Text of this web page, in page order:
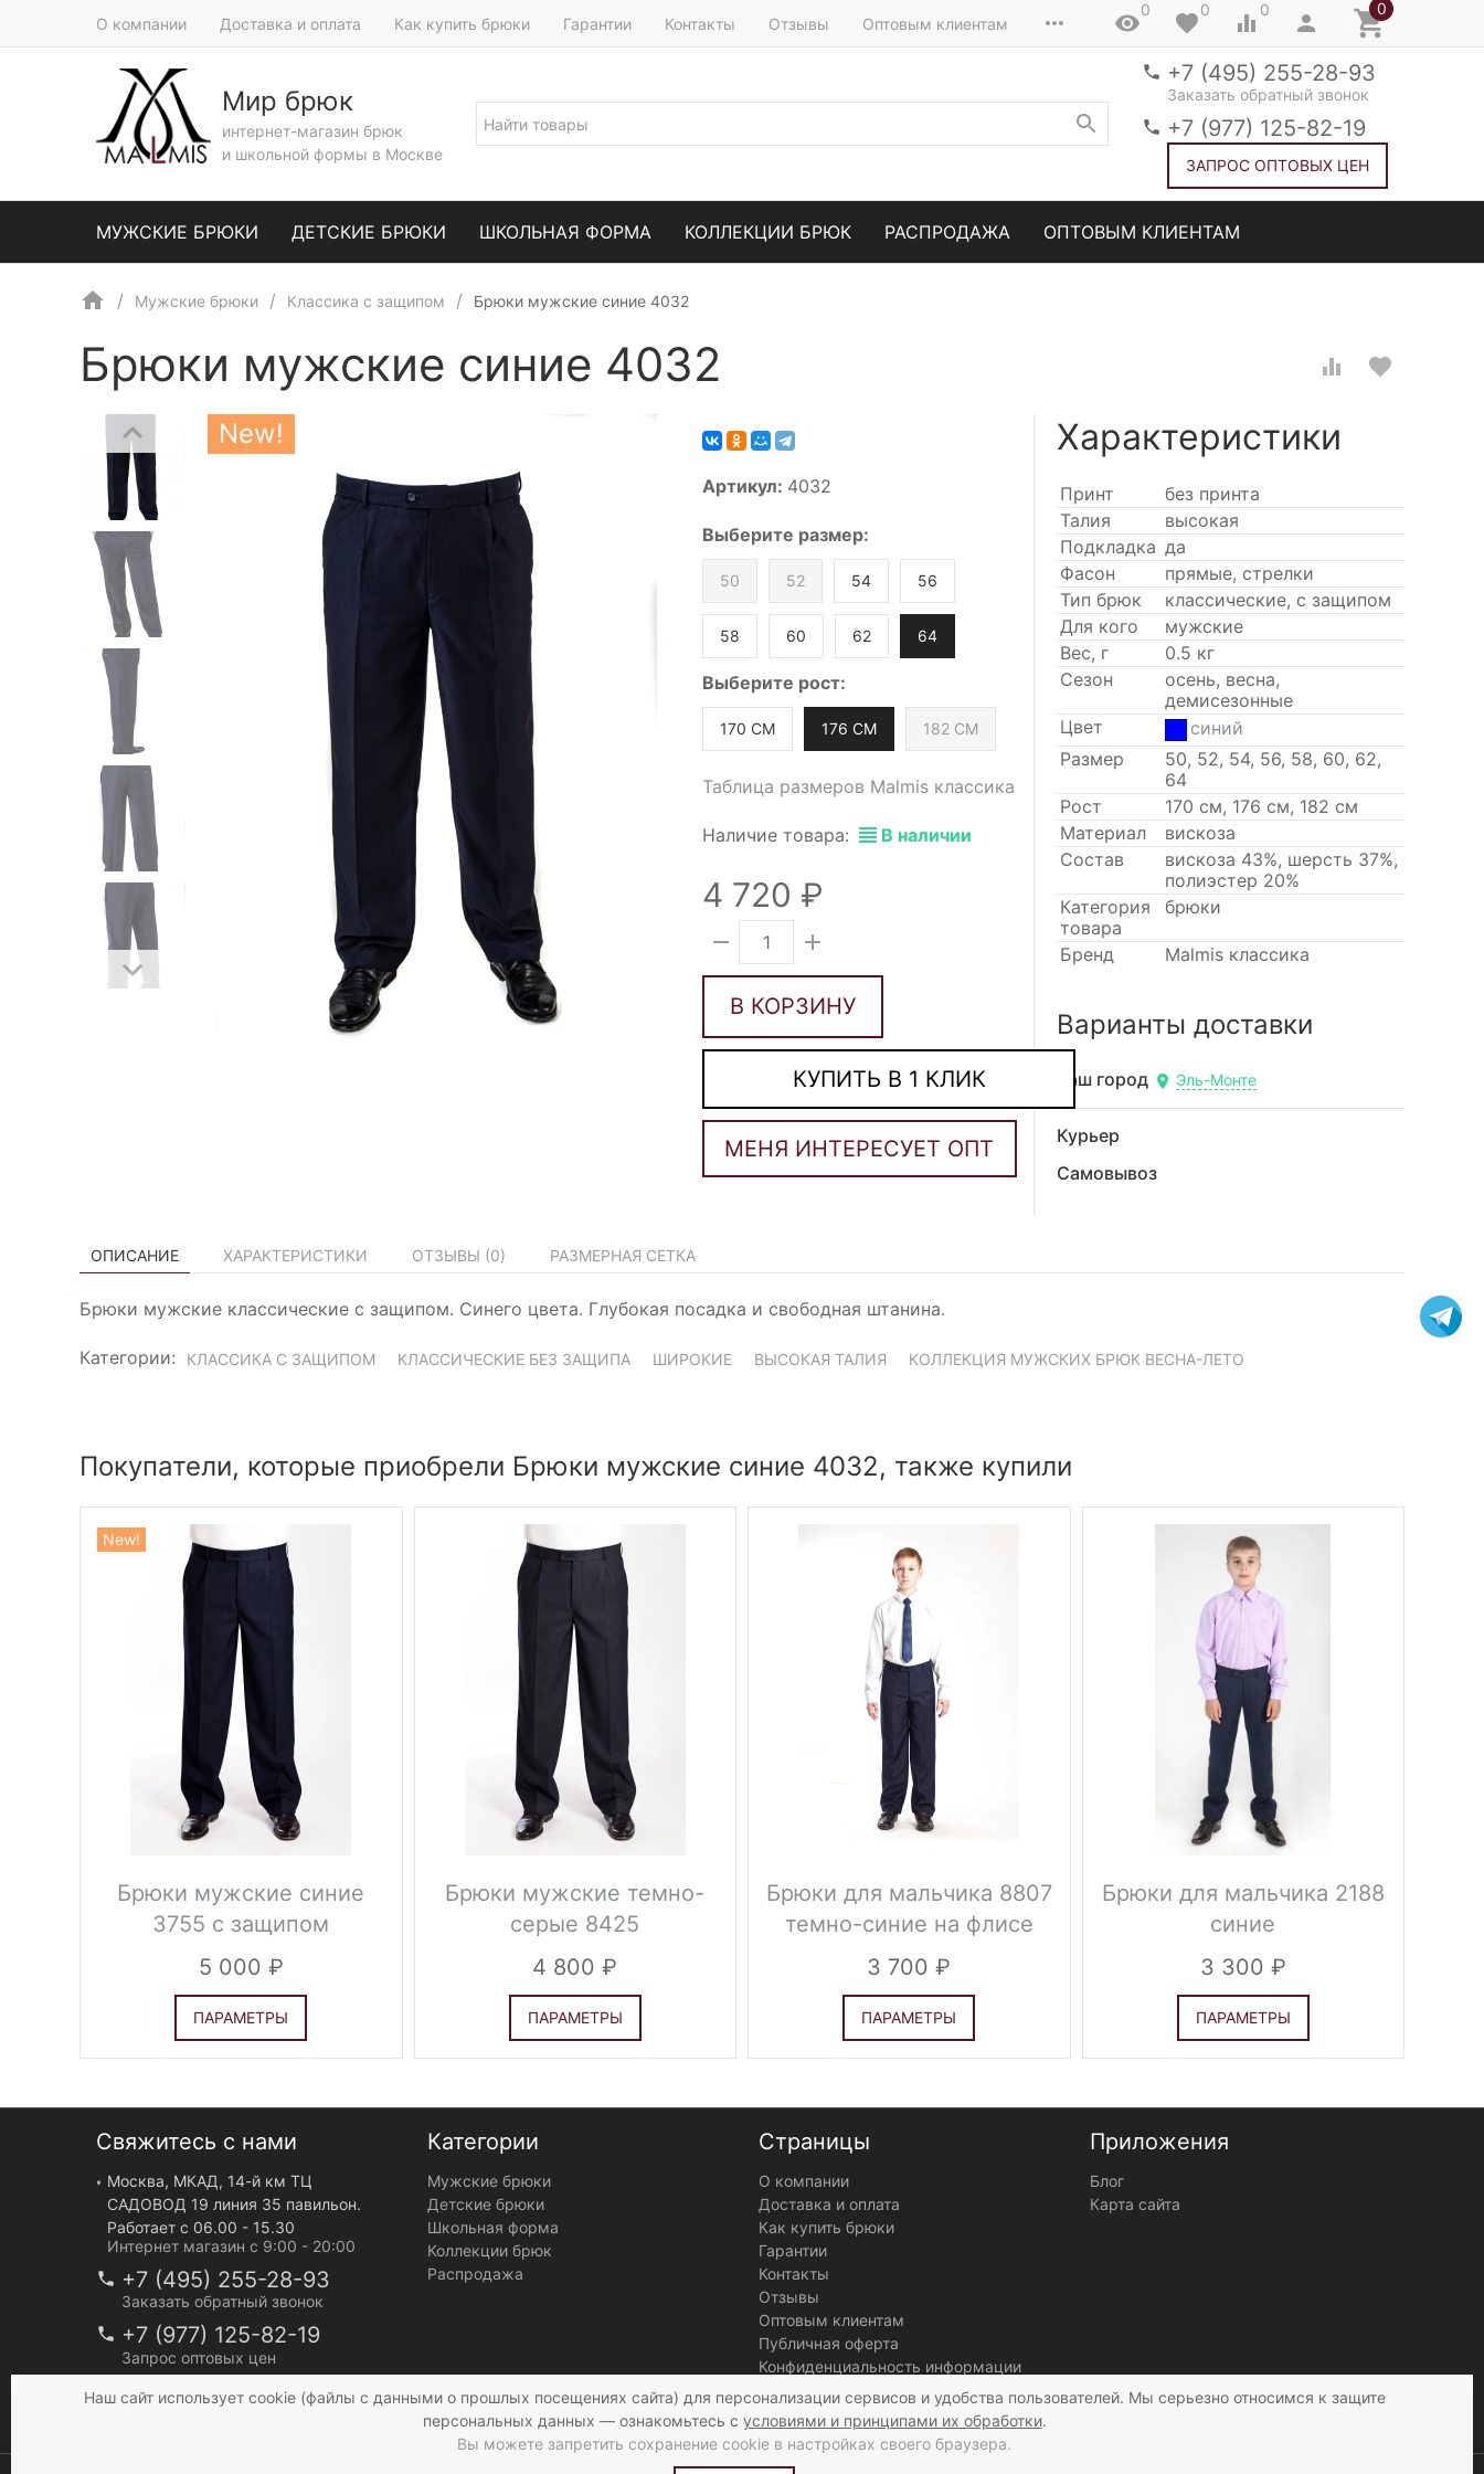
О компании Доставка и оплата Как купить брюки Гарантии Контакты Отзывы Оптовым клиентам
0 0 0 0
Мир брюк
интернет-магазин брюк
и школьной формы в Москве
+7 (495) 255-28-93
Заказать обратный звонок
+7 (977) 125-82-19
ЗАПРОС ОПТОВЫХ ЦЕН
МУЖСКИЕ БРЮКИ ДЕТСКИЕ БРЮКИ ШКОЛЬНАЯ ФОРМА КОЛЛЕКЦИИ БРЮК РАСПРОДАЖА ОПТОВЫМ КЛИЕНТАМ
Мужские брюки Классика с защипом Брюки мужские синие 4032
Брюки мужские синие 4032
New!
Артикул: 4032
Выберите размер:
50 52 54 56
58 60 62 64
Выберите рост:
170 СМ 176 СМ 182 СМ
Таблица размеров Malmis классика
Наличие товара: В наличии
4 720
В КОРЗИНУ
КУПИТЬ В 1 КЛИК
Характеристики
Принт
без принта
Талия
высокая
Подкладка да
Фасон
прямые, стрелки
Тип брюк
классические, с защипом
Для кого
мужские
Вес, г
0.5 кг
Сезон
осень, весна,
демисезонные
Цвет
синий
Размер
50, 52, 54, 56, 58, 60, 62,
64
Рост
170 см, 176 см, 182 см
Материал
вискоза
Состав
вискоза 43%, шерсть 37%,
полиэстер 20%
Категория
товара
брюки
Бренд Malmis классика
Варианты доставки
Ваш город Эль-Монте
Курьер
Самовывоз
ОПИСАНИЕ ХАРАКТЕРИСТИКИ ОТЗЫВЫ (0) РАЗМЕРНАЯ СЕТКА
Брюки мужские классические с защипом. Синего цвета. Глубокая посадка и свободная штанина.
Категории: КЛАССИКА С ЗАЩИПОМ КЛАССИЧЕСКИЕ БЕЗ ЗАЩИПА ШИРОКИЕ ВЫСОКАЯ ТАЛИЯ КОЛЛЕКЦИЯ МУЖСКИХ БРЮК ВЕСНА-ЛЕТО
Покупатели, которые приобрели Брюки мужские синие 4032, также купили
Брюки мужские синие
3755 с защипом
5 000
ПАРАМЕТРЫ
New!
Брюки мужские темно-
серые 8425
4 800
ПАРАМЕТРЫ
Брюки для мальчика 8807
темно-синие на флисе
3 700
ПАРАМЕТРЫ
Брюки для мальчика 2188
синие
3 300
ПАРАМЕТРЫ
Свяжитесь с нами
Москва, МКАД, 14-й км ТЦ
САДОВОД 19 линия 35 павильон.
Работает с 06.00 - 15.30
Интернет магазин с 9:00 - 20:00
+7 (495) 255-28-93
Заказать обратный звонок
+7 (977) 125-82-19
Запрос оптовых цен
info@mir-bruk.ru
Категории
Мужские брюки
Детские брюки
Школьная форма
Коллекции брюк
Распродажа
Страницы
О компании
Доставка и оплата
Как купить брюки
Гарантии
Контакты
Отзывы
Оптовым клиентам
Публичная оферта
Конфиденциальность информации
Приложения
Блог
Карта сайта
Мы получаем и обрабатываем персональные данные посетителей нашего сайта в соответствии с
Наш сайт использует cookie (файлы с данными о прошлых посещениях сайта) для персонализации сервисов и удобства пользователей. Мы серьезно относимся к защите
персональных данных — ознакомьтесь с условиями и принципами их обработки.
Вы можете запретить сохранение cookie в настройках своего браузера.